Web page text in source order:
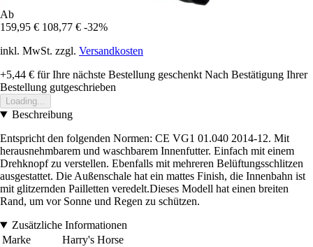
Ab
159,95 € 108,77 € -32%
inkl. MwSt. zzgl. Versandkosten
+5,44 € für Ihre nächste Bestellung geschenkt Nach Bestätigung Ihrer
Bestellung gutgeschrieben
Loading...
Beschreibung
Entspricht den folgenden Normen: CE VG1 01.040 2014-12. Mit
herausnehmbarem und waschbarem Innenfutter. Einfach mit einem
Drehknopf zu verstellen. Ebenfalls mit mehreren Belüftungsschlitzen
ausgestattet. Die Außenschale hat ein mattes Finish, die Innenbahn ist
mit glitzernden Pailletten veredelt.Dieses Modell hat einen breiten
Rand, um vor Sonne und Regen zu schützen.
Zusätzliche Informationen
Marke
Harry's Horse